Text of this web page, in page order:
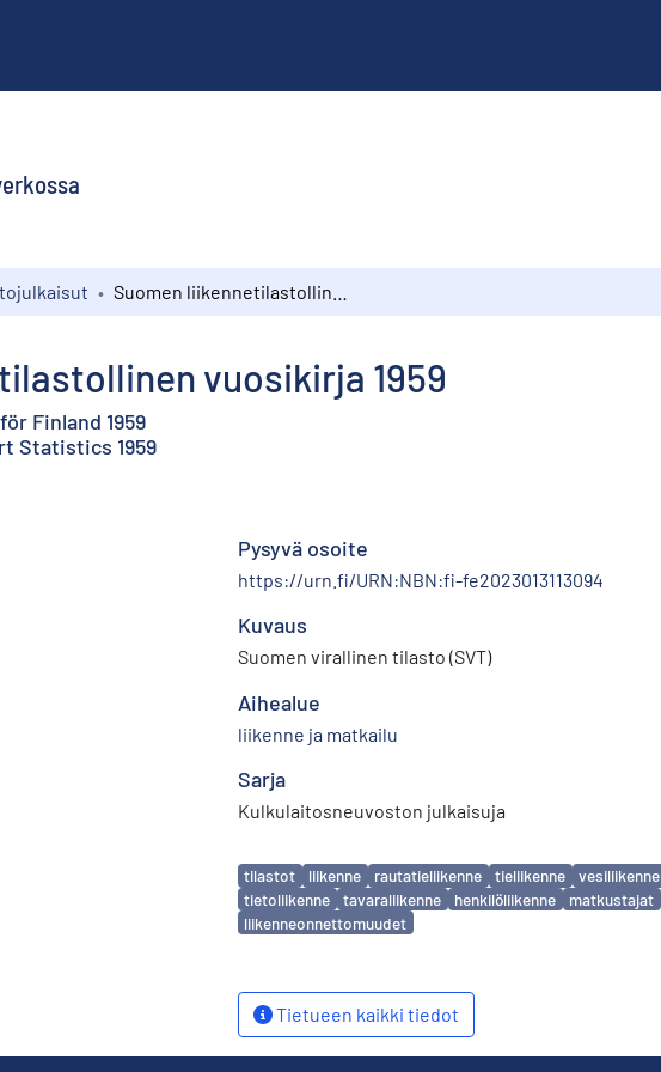
vuosikirja 1959
Finland 1959
Statistics 1959
Pysyvä osoite
https://urn.fi/URN:NBN:fi-fe2023013113094
Kuvaus
Suomen virallinen tilasto (SVT)
Aihealue
liikenne ja matkailu
Sarja
Kulkulaitosneuvoston julkaisuja
Avainsanat
tilastot liikenne rautatieliikenne tieliikenne vesiliikenne
tietoliikenne
tavaraliikenne henkilöliikenne matkustajat
liikenneonnettomuudet
Tietueen kaikki tiedot